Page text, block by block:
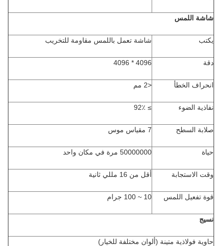
شاشة اللمس
يكتب شاشة تعمل باللمس مقاومة للتخريب
دقة 4096 * 4096
انحراف الخطأ <2 مم
نفاذية الضوء ≥ 92٪
صلابة السطح 7 مقياس موس
حياة 50000000 مرة في مكان واحد
وقت الاستجابة أقل من 16 مللي ثانية
قوة تفعيل اللمس 10 ~ 100 جرام
نسيج
حاوية فولاذية متينة (ألوان مختلفة للخيار)